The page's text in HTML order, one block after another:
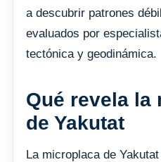
a descubrir patrones
evaluados por
tectónica y geodinámica.
Qué revela la
de Yakutat
La microplaca de